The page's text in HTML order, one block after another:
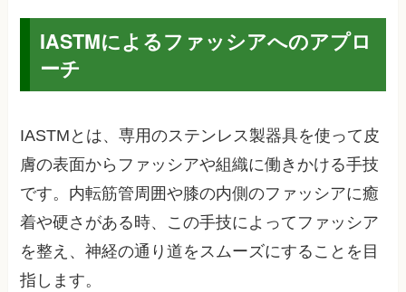
IASTMによるファッシアへのアプロ
ーチ
IASTMとは、専用のステンレス製器具を使って皮
膚の表面からファッシアや組織に働きかける手技
です。内転筋管周囲や膝の内側のファッシアに癒
着や硬さがある時、この手技によってファッシア
を整え、神経の通り道をスムーズにすることを目
指します。